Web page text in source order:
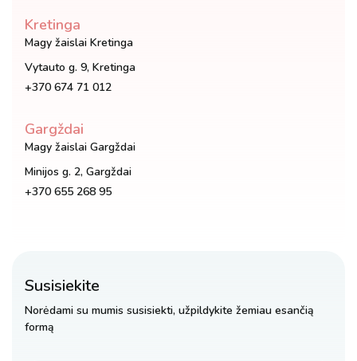
Kretinga
Magy žaislai Kretinga
Vytauto g. 9, Kretinga
+370 674 71 012
Gargždai
Magy žaislai Gargždai
Minijos g. 2, Gargždai
+370 655 268 95
Susisiekite
Norėdami su mumis susisiekti, užpildykite žemiau esančią
formą